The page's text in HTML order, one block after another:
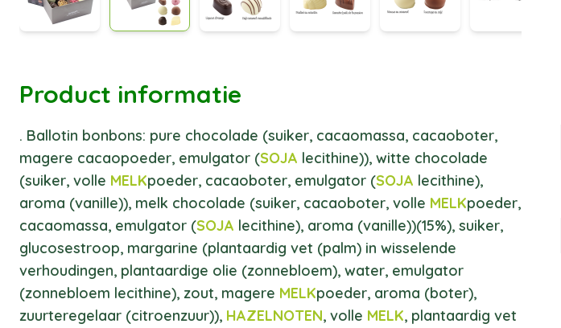
Product informatie
. Ballotin bonbons: pure chocolade (suiker, cacaomassa, cacaoboter,
magere cacaopoeder, emulgator (SOJA lecithine)), witte chocolade
(suiker, volle MELKpoeder, cacaoboter, emulgator (SOJA lecithine),
aroma (vanille)), melk chocolade (suiker, cacaoboter, volle MELKpoeder,
cacaomassa, emulgator (SOJA lecithine), aroma (vanille))(15%), suiker,
glucosestroop, margarine (plantaardig vet (palm) in wisselende
verhoudingen, plantaardige olie (zonnebloem), water, emulgator
(zonnebloem lecithine), zout, magere MELKpoeder, aroma (boter),
zuurteregelaar (citroenzuur)), HAZELNOTEN, volle MELK, plantaardig vet